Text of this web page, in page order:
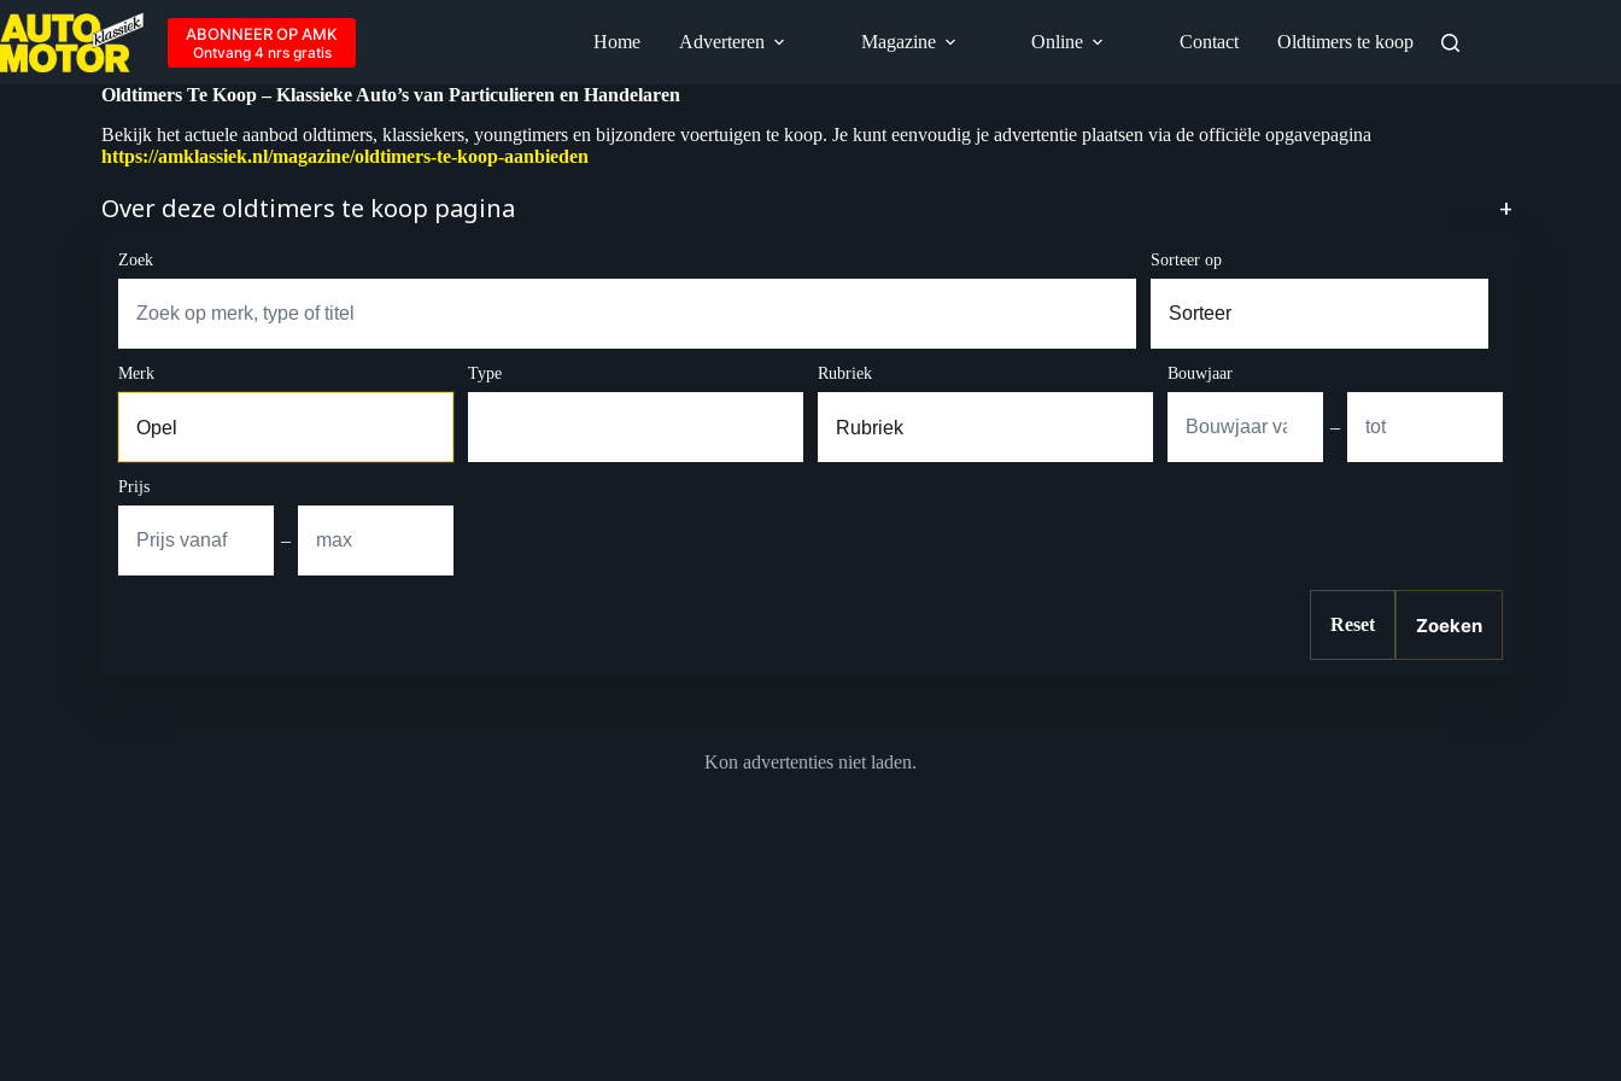
Ga
naar
de
inhoud
ABONNEER OP AMK
Ontvang 4 nrs gratis Home Adverteren Magazine Online Contact Oldtimers te koop
Oldtimers Te Koop – Klassieke Auto’s van Particulieren en Handelaren
Bekijk het actuele aanbod oldtimers, klassiekers, youngtimers en bijzondere voertuigen te koop. Je kunt eenvoudig je advertentie plaatsen via de officiële opgavepagina
https://amklassiek.nl/magazine/oldtimers-te-koop-aanbieden
Over deze oldtimers te koop pagina +
Zoek Sorteer op
Merk Type Rubriek Bouwjaar
–
Prijs
–
Reset Zoeken
Kon advertenties niet laden.